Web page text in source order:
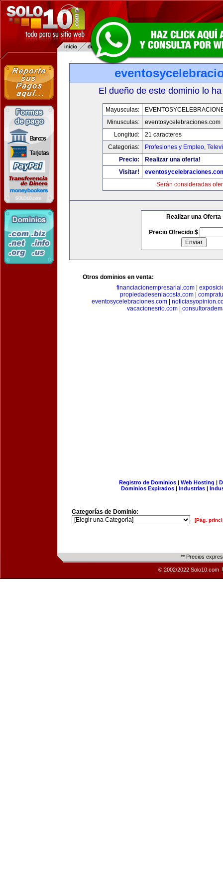
El dueño de este dominio lo
Mayusculas:
Minusculas:
eventosycelebraciones.com
Longitud:
21 caracteres
Categorias:
Profesiones y Empleo,
Precio:
Realizar una oferta!
Visitar!
Serán consideradas
Realizar una Oferta
Precio Ofrecido $
Otros dominios en venta:
financiacionempresarial.com
propiedadesenlacosta.com
eventosycelebraciones.com|
vacacionesrio.com
Registro de Dominios| Web Hosting |
Dominios Expirados | Industrias |
Categorías de Dominio:
[Pág.
** Precios
© 2002/2022 Solo10.com